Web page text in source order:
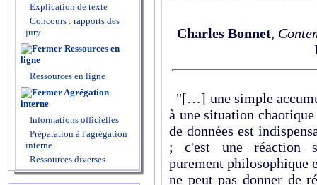
Explication de texte
Concours : rapports des
jury
Ressources en
ligne
Ressources en ligne
Agrégation
interne
Informations officielles
Préparation à l'agrégation
interne
Ressources diverses
Charles Bonnet,
"[…] une simple
à une situation
de données est
; c'est une réaction
purement philosophique
ne peut pas donner de